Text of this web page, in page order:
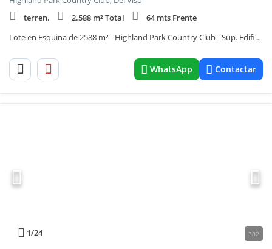
terren.
2.588 m² Total
64 mts Frente
Lote en Esquina de 2588 m² - Highland Park Country Club - Sup. Edificada 324 m²
WhatsApp Contactar
1/24 382